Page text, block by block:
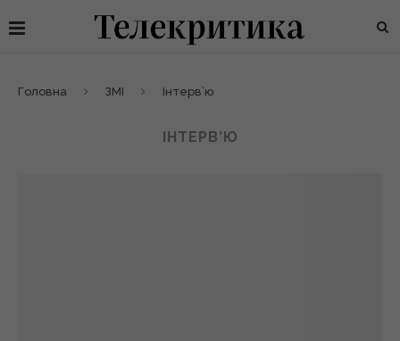
Головна ЗМІ Інтерв’ю
ІНТЕРВ’Ю